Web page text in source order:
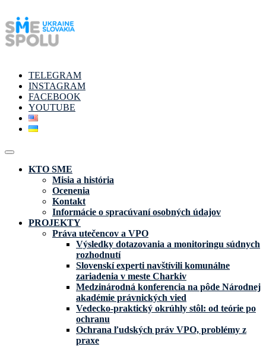
TELEGRAM
INSTAGRAM
FACEBOOK
YOUTUBE
KTO SME
Misia a história
Ocenenia
Kontakt
Informácie o spracúvaní osobných údajov
PROJEKTY
Práva utečencov a VPO
Výsledky dotazovania a monitoringu súdnych
rozhodnutí
Slovenskí experti navštívili komunálne
zariadenia v meste Charkiv
Medzinárodná konferencia na pôde Národnej
akadémie právnických vied
Vedecko-praktický okrúhly stôl: od teórie po
ochranu
Ochrana ľudských práv VPO, problémy z
praxe